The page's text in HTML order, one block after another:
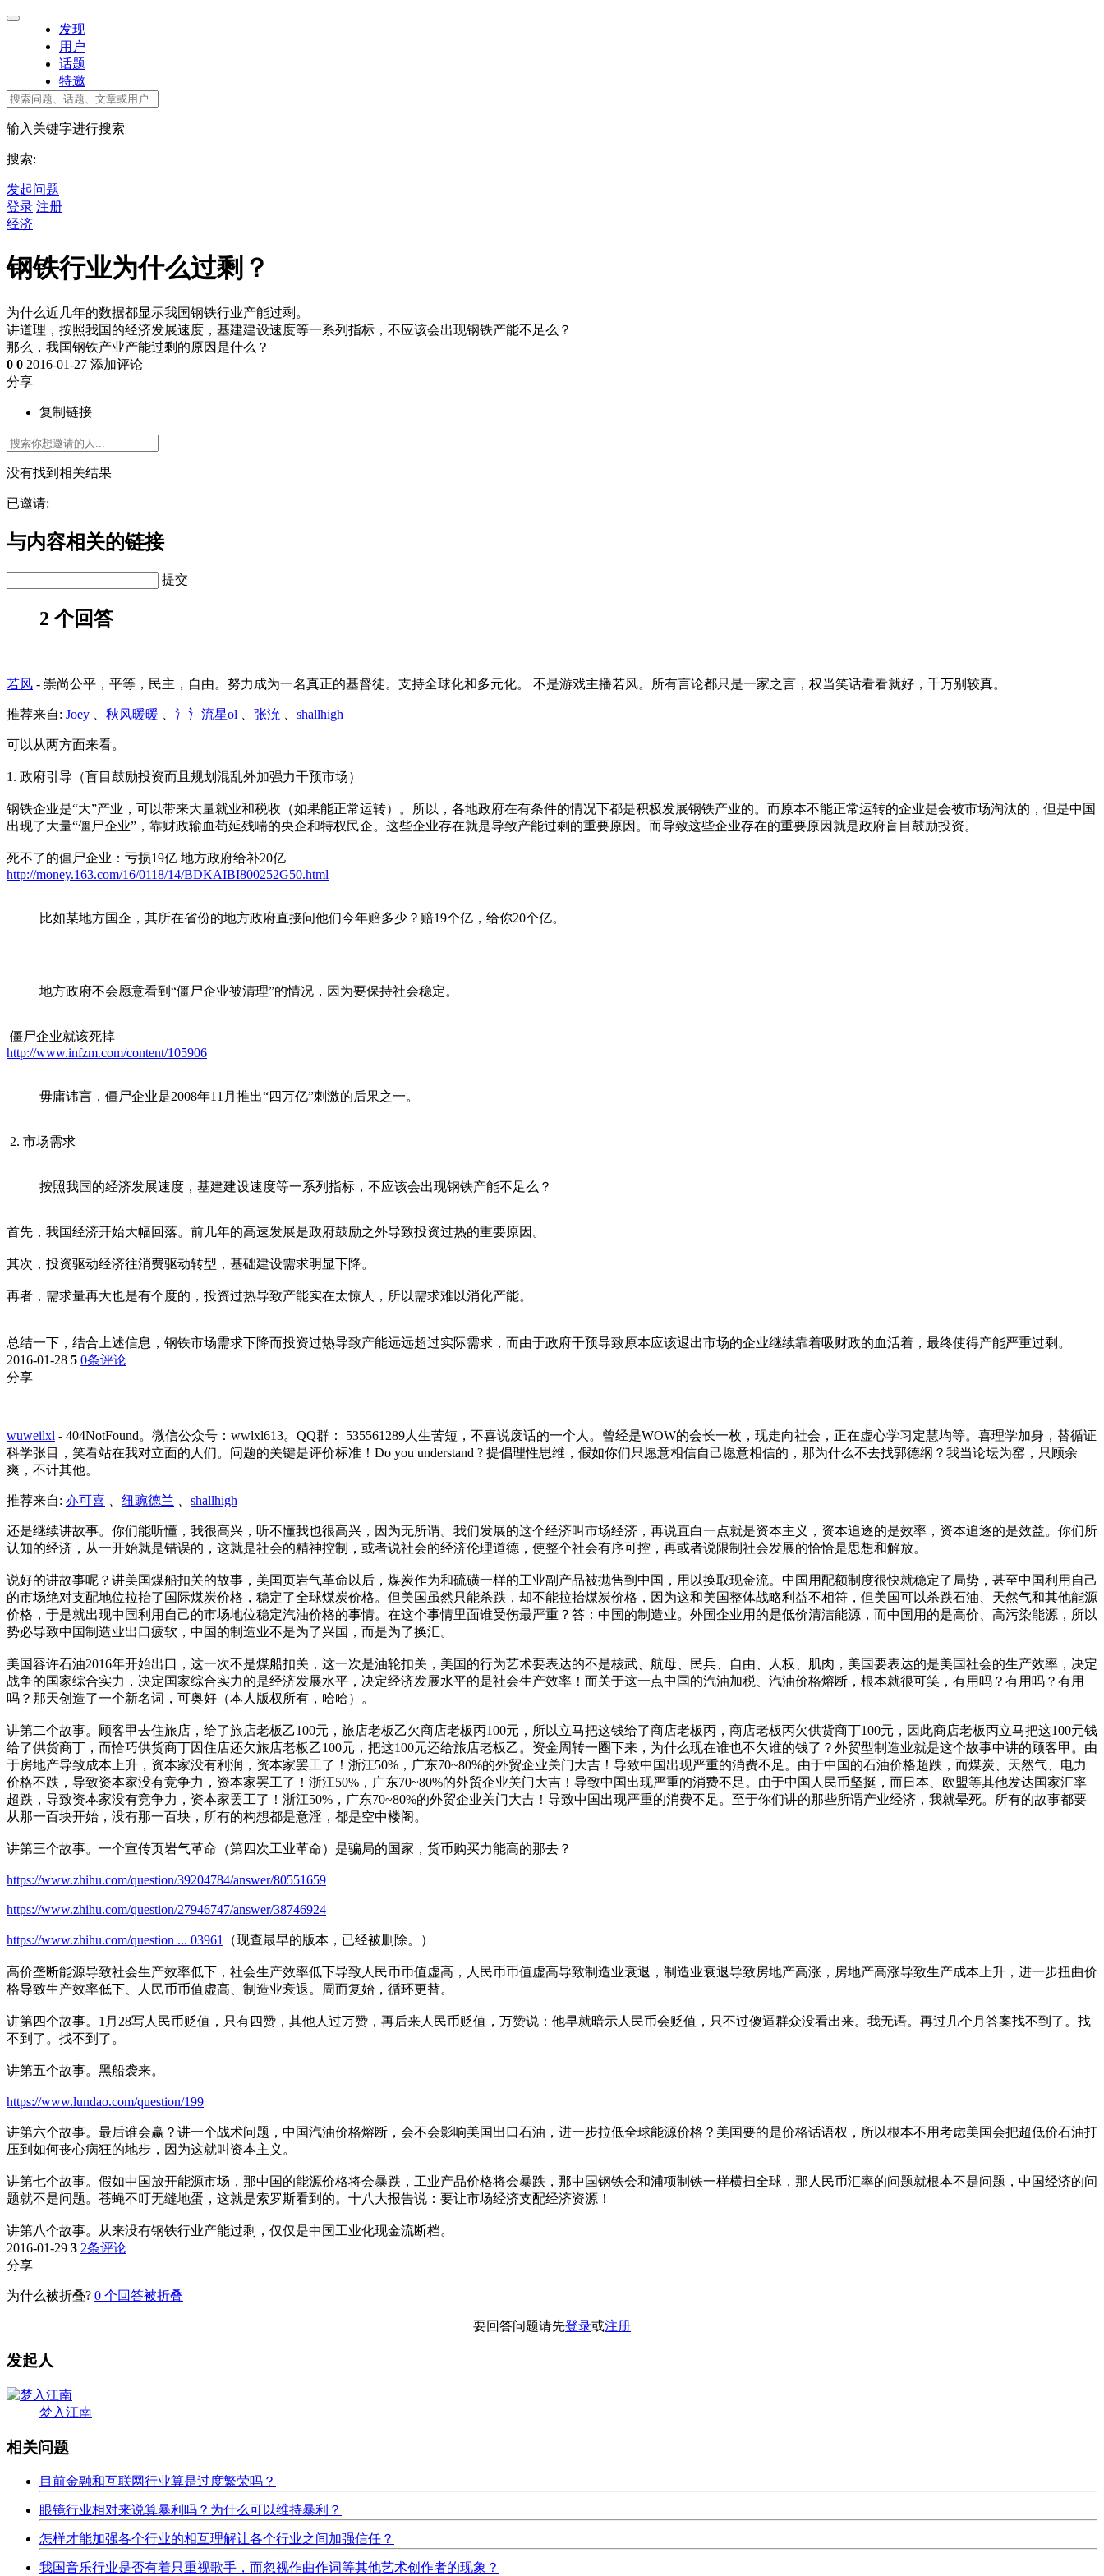
发现
用户
话题
特邀
输入关键字进行搜索
搜索:
发起问题
登录 注册
经济
钢铁行业为什么过剩？
为什么近几年的数据都显示我国钢铁行业产能过剩。
讲道理，按照我国的经济发展速度，基建建设速度等一系列指标，不应该会出现钢铁产能不足么？
那么，我国钢铁产业产能过剩的原因是什么？
0 0 2016-01-27 添加评论
分享
复制链接
没有找到相关结果
已邀请:
与内容相关的链接
提交
2 个回答
若风 - 崇尚公平，平等，民主，自由。努力成为一名真正的基督徒。支持全球化和多元化。 不是游戏主播若风。所有言论都只是一家之言，权当笑话看看就好，千万别较真。
推荐来自: Joey 、 秋风暖暖 、 氵氵流星ol 、 张沇 、 shallhigh
可以从两方面来看。
1. 政府引导（盲目鼓励投资而且规划混乱外加强力干预市场）
钢铁企业是“大”产业，可以带来大量就业和税收（如果能正常运转）。所以，各地政府在有条件的情况下都是积极发展钢铁产业的。而原本不能正常运转的企业是会被市场淘汰的，但是中国
出现了大量“僵尸企业”，靠财政输血苟延残喘的央企和特权民企。这些企业存在就是导致产能过剩的重要原因。而导致这些企业存在的重要原因就是政府盲目鼓励投资。
死不了的僵尸企业：亏损19亿 地方政府给补20亿
http://money.163.com/16/0118/14/BDKAIBI800252G50.html
比如某地方国企，其所在省份的地方政府直接问他们今年赔多少？赔19个亿，给你20个亿。
地方政府不会愿意看到“僵尸企业被清理”的情况，因为要保持社会稳定。
僵尸企业就该死掉
http://www.infzm.com/content/105906
毋庸讳言，僵尸企业是2008年11月推出“四万亿”刺激的后果之一。
2. 市场需求
按照我国的经济发展速度，基建建设速度等一系列指标，不应该会出现钢铁产能不足么？
首先，我国经济开始大幅回落。前几年的高速发展是政府鼓励之外导致投资过热的重要原因。
其次，投资驱动经济往消费驱动转型，基础建设需求明显下降。
再者，需求量再大也是有个度的，投资过热导致产能实在太惊人，所以需求难以消化产能。
总结一下，结合上述信息，钢铁市场需求下降而投资过热导致产能远远超过实际需求，而由于政府干预导致原本应该退出市场的企业继续靠着吸财政的血活着，最终使得产能严重过剩。
2016-01-28 5 0条评论
分享
wuweilxl - 404NotFound。微信公众号：wwlxl613。QQ群： 535561289人生苦短，不喜说废话的一个人。曾经是WOW的会长一枚，现走向社会，正在虚心学习定慧均等。喜理学加身，替循证
科学张目，笑看站在我对立面的人们。问题的关键是评价标准！Do you understand ? 提倡理性思维，假如你们只愿意相信自己愿意相信的，那为什么不去找郭德纲？我当论坛为窑，只顾余
爽，不计其他。
推荐来自: 亦可喜 、 纽豌德兰 、 shallhigh
还是继续讲故事。你们能听懂，我很高兴，听不懂我也很高兴，因为无所谓。我们发展的这个经济叫市场经济，再说直白一点就是资本主义，资本追逐的是效率，资本追逐的是效益。你们所
认知的经济，从一开始就是错误的，这就是社会的精神控制，或者说社会的经济伦理道德，使整个社会有序可控，再或者说限制社会发展的恰恰是思想和解放。
说好的讲故事呢？讲美国煤船扣关的故事，美国页岩气革命以后，煤炭作为和硫磺一样的工业副产品被抛售到中国，用以换取现金流。中国用配额制度很快就稳定了局势，甚至中国利用自己
的市场绝对支配地位拉抬了国际煤炭价格，稳定了全球煤炭价格。但美国虽然只能杀跌，却不能拉抬煤炭价格，因为这和美国整体战略利益不相符，但美国可以杀跌石油、天然气和其他能源
价格，于是就出现中国利用自己的市场地位稳定汽油价格的事情。在这个事情里面谁受伤最严重？答：中国的制造业。外国企业用的是低价清洁能源，而中国用的是高价、高污染能源，所以
势必导致中国制造业出口疲软，中国的制造业不是为了兴国，而是为了换汇。
美国容许石油2016年开始出口，这一次不是煤船扣关，这一次是油轮扣关，美国的行为艺术要表达的不是核武、航母、民兵、自由、人权、肌肉，美国要表达的是美国社会的生产效率，决定
战争的国家综合实力，决定国家综合实力的是经济发展水平，决定经济发展水平的是社会生产效率！而关于这一点中国的汽油加税、汽油价格熔断，根本就很可笑，有用吗？有用吗？有用
吗？那天创造了一个新名词，可奥好（本人版权所有，哈哈）。
讲第二个故事。顾客甲去住旅店，给了旅店老板乙100元，旅店老板乙欠商店老板丙100元，所以立马把这钱给了商店老板丙，商店老板丙欠供货商丁100元，因此商店老板丙立马把这100元钱
给了供货商丁，而恰巧供货商丁因住店还欠旅店老板乙100元，把这100元还给旅店老板乙。资金周转一圈下来，为什么现在谁也不欠谁的钱了？外贸型制造业就是这个故事中讲的顾客甲。由
于房地产导致成本上升，资本家没有利润，资本家罢工了！浙江50%，广东70~80%的外贸企业关门大吉！导致中国出现严重的消费不足。由于中国的石油价格超跌，而煤炭、天然气、电力
价格不跌，导致资本家没有竞争力，资本家罢工了！浙江50%，广东70~80%的外贸企业关门大吉！导致中国出现严重的消费不足。由于中国人民币坚挺，而日本、欧盟等其他发达国家汇率
超跌，导致资本家没有竞争力，资本家罢工了！浙江50%，广东70~80%的外贸企业关门大吉！导致中国出现严重的消费不足。至于你们讲的那些所谓产业经济，我就晕死。所有的故事都要
从那一百块开始，没有那一百块，所有的构想都是意淫，都是空中楼阁。
讲第三个故事。一个宣传页岩气革命（第四次工业革命）是骗局的国家，货币购买力能高的那去？
https://www.zhihu.com/question/39204784/answer/80551659
https://www.zhihu.com/question/27946747/answer/38746924
https://www.zhihu.com/question ... 03961 （现查最早的版本，已经被删除。）
高价垄断能源导致社会生产效率低下，社会生产效率低下导致人民币币值虚高，人民币币值虚高导致制造业衰退，制造业衰退导致房地产高涨，房地产高涨导致生产成本上升，进一步扭曲价
格导致生产效率低下、人民币币值虚高、制造业衰退。周而复始，循环更替。
讲第四个故事。1月28写人民币贬值，只有四赞，其他人过万赞，再后来人民币贬值，万赞说：他早就暗示人民币会贬值，只不过傻逼群众没看出来。我无语。再过几个月答案找不到了。找
不到了。找不到了。
讲第五个故事。黑船袭来。
https://www.lundao.com/question/199
讲第六个故事。最后谁会赢？讲一个战术问题，中国汽油价格熔断，会不会影响美国出口石油，进一步拉低全球能源价格？美国要的是价格话语权，所以根本不用考虑美国会把超低价石油打
压到如何丧心病狂的地步，因为这就叫资本主义。
讲第七个故事。假如中国放开能源市场，那中国的能源价格将会暴跌，工业产品价格将会暴跌，那中国钢铁会和浦项制铁一样横扫全球，那人民币汇率的问题就根本不是问题，中国经济的问
题就不是问题。苍蝇不叮无缝地蛋，这就是索罗斯看到的。十八大报告说：要让市场经济支配经济资源！
讲第八个故事。从来没有钢铁行业产能过剩，仅仅是中国工业化现金流断档。
2016-01-29 3 2条评论
分享
为什么被折叠? 0 个回答被折叠
要回答问题请先登录或注册
发起人
梦入江南
相关问题
目前金融和互联网行业算是过度繁荣吗？
眼镜行业相对来说算暴利吗？为什么可以维持暴利？
怎样才能加强各个行业的相互理解让各个行业之间加强信任？
我国音乐行业是否有着只重视歌手，而忽视作曲作词等其他艺术创作者的现象？